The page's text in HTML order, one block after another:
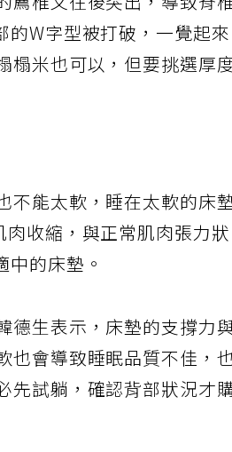
薦椎又往後突出，導致脊
W字型被打破，一覺起來
榻米也可以，但要挑選厚
不能太軟，睡在太軟的床
收縮，與正常肌肉張力狀
的床墊。
德生表示，床墊的支撐力
也會導致睡眠品質不佳，
先試躺，確認背部狀況才購